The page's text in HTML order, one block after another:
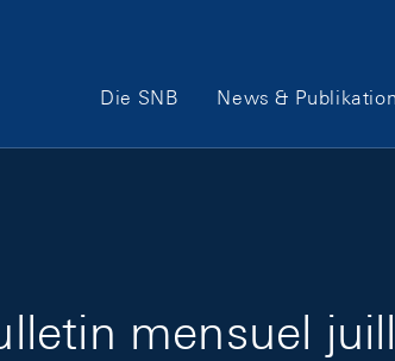
Hauptnavigation
Die SNB News &
mensuel